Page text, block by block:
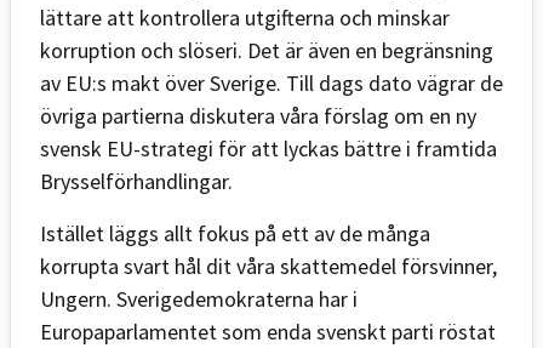
lättare att kontrollera utgifterna och minskar
korruption och slöseri. Det är även en begränsning
av EU:s makt över Sverige. Till dags dato vägrar de
övriga partierna diskutera våra förslag om en ny
svensk EU-strategi för att lyckas bättre i framtida
Brysselförhandlingar.
Istället läggs allt fokus på ett av de många
korrupta svart hål dit våra skattemedel försvinner,
Ungern. Sverigedemokraterna har i
Europaparlamentet som enda svenskt parti röstat